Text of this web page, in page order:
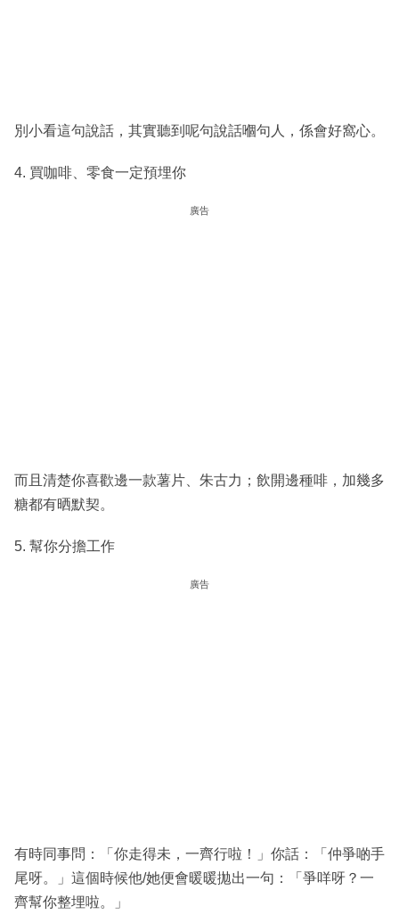
別小看這句說話，其實聽到呢句說話嗰句人，係會好窩心。
4. 買咖啡、零食一定預埋你
廣告
而且清楚你喜歡邊一款薯片、朱古力；飲開邊種啡，加幾多
糖都有晒默契。
5. 幫你分擔工作
廣告
有時同事問：「你走得未，一齊行啦！」你話：「仲爭啲手
尾呀。」這個時候他/她便會暖暖拋出一句：「爭咩呀？一
齊幫你整埋啦。」